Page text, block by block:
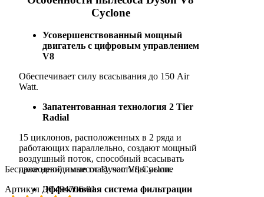
Cyclone
Усовершенствованный мощный
двигатель с цифровым управлением
V8
Обеспечивает силу всасывания до 150 Air
Watt.
Запатентованная технология 2 Tier
Radial
15 циклонов, расположенных в 2 ряда и
работающих параллельно, создают мощный
воздушный поток, способный всасывать
даже невидимые глазу частицы пыли.
Эффективная система фильтрации
Беспроводной пылесос Dyson V8 Cyclone
Артикул ДС494706-01